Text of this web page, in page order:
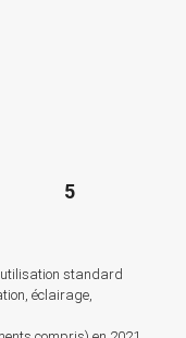
5
utilisation standard
éclairage,